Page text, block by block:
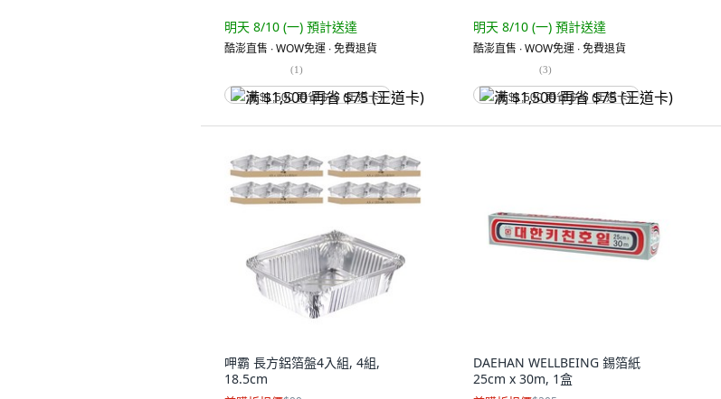
明天 8/10 (一) 預計送達
酷澎直售 ∙ WOW免運 ∙ 免費退貨
(1)
满 $1,500 再省 $75 (王道卡)
明天 8/10 (一) 預計送達
酷澎直售 ∙ WOW免運 ∙ 免費退貨
(3)
满 $1,500 再省 $75 (王道卡)
呷霸 長方鋁箔盤4入組, 4組,
18.5cm
DAEHAN WELLBEING 錫箔紙
25cm x 30m, 1盒